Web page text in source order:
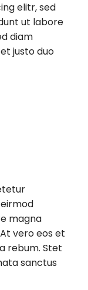
elitr, sed
ut labore
diam
justo duo
magna
vero eos et
rebum. Stet
sanctus